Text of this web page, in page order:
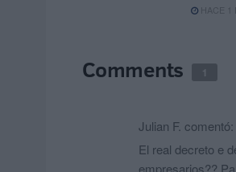
HACE 1
Comments 1
Julian F. comentó:
El real decreto e